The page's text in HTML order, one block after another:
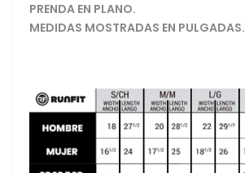
PRENDA EN PLANO.
MEDIDAS MOSTRADAS EN PULGADAS.